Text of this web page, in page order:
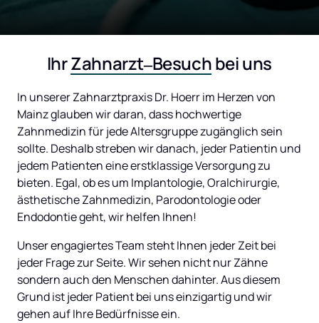
Ihr Zahnarzt‒Besuch bei uns
In unserer Zahnarztpraxis Dr. Hoerr im Herzen von
Mainz glauben wir daran, dass hochwertige
Zahnmedizin für jede Altersgruppe zugänglich sein
sollte. Deshalb streben wir danach, jeder Patientin und
jedem Patienten eine erstklassige Versorgung zu
bieten. Egal, ob es um Implantologie, Oralchirurgie,
ästhetische Zahnmedizin, Parodontologie oder
Endodontie geht, wir helfen Ihnen!
Unser engagiertes Team steht Ihnen jeder Zeit bei
jeder Frage zur Seite. Wir sehen nicht nur Zähne
sondern auch den Menschen dahinter. Aus diesem
Grund ist jeder Patient bei uns einzigartig und wir
gehen auf Ihre Bedürfnisse ein.